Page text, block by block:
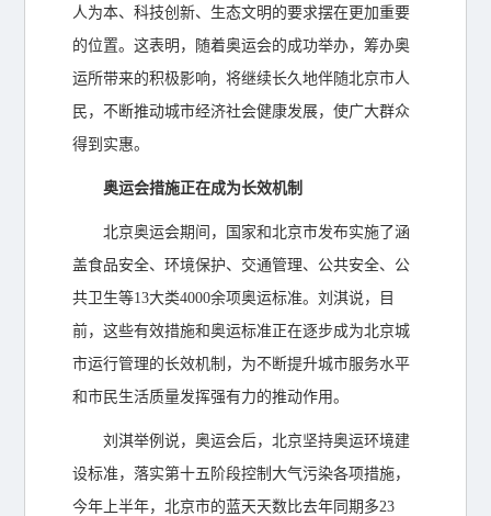
人为本、科技创新、生态文明的要求摆在更加重要
的位置。这表明，随着奥运会的成功举办，筹办奥
运所带来的积极影响，将继续长久地伴随北京市人
民，不断推动城市经济社会健康发展，使广大群众
得到实惠。
奥运会措施正在成为长效机制
北京奥运会期间，国家和北京市发布实施了涵
盖食品安全、环境保护、交通管理、公共安全、公
共卫生等13大类4000余项奥运标准。刘淇说，目
前，这些有效措施和奥运标准正在逐步成为北京城
市运行管理的长效机制，为不断提升城市服务水平
和市民生活质量发挥强有力的推动作用。
刘淇举例说，奥运会后，北京坚持奥运环境建
设标准，落实第十五阶段控制大气污染各项措施，
今年上半年，北京市的蓝天天数比去年同期多23